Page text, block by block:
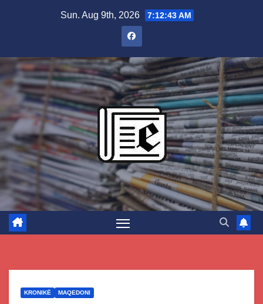
Sun. Aug 9th, 2026 7:12:44 AM
KRONIKË MAQEDONI